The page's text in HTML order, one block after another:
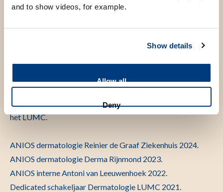
and to show videos, for example.
Show details
Allow all
Deny
Ik werk momenteel (sinds 2025) als AIOS dermatologie in
het LUMC.
ANIOS dermatologie Reinier de Graaf Ziekenhuis 2024.
ANIOS dermatologie Derma Rijnmond 2023.
ANIOS interne Antoni van Leeuwenhoek 2022.
Dedicated schakeljaar Dermatologie LUMC 2021.